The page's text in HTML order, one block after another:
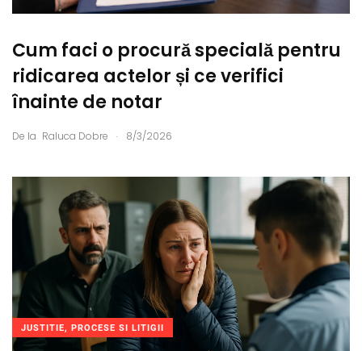
Cum faci o procură specială pentru
ridicarea actelor și ce verifici
înainte de notar
De la Raluca Dobre . 8/3/2026
JUSTITIE, PROCESE SI LITIGII